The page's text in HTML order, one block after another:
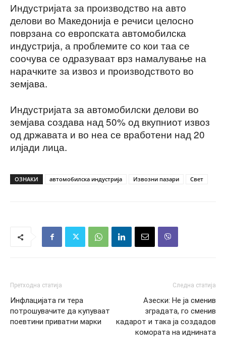
Индустријата за производство на авто
делови во Македонија е речиси целосно
поврзана со европската автомобилска
индустрија, а проблемите со кои таа се
соочува се одразуваат врз намалување на
нарачките за извоз и производството во
земјава.
Индустријата за автомобилски делови во
земјава создава над 50% од вкупниот извоз
од државата и во неа се вработени над 20
илјади лица.
ОЗНАКИ автомобилска индустрија Извозни пазари Свет
Претходна статија
Инфлацијата ги тера
потрошувачите да купуваат
поевтини приватни марки
Следна статија
Азески: Нe ја сменив
зградата, го сменив
кадарот и така ја создадов
комората на иднината